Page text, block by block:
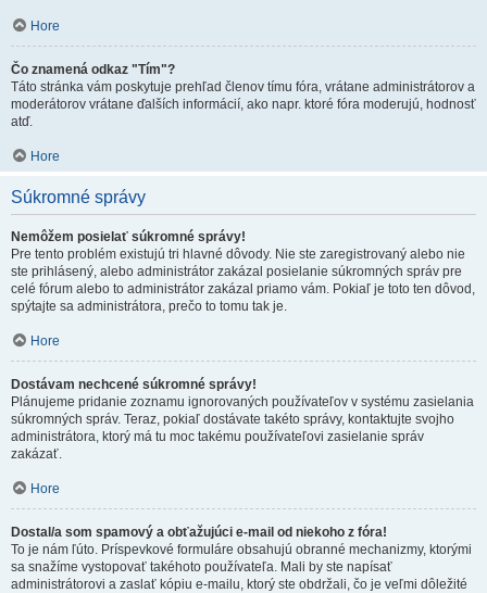
Hore
Čo znamená odkaz "Tím"?
Táto stránka vám poskytuje prehľad členov tímu fóra, vrátane administrátorov a
moderátorov vrátane ďalších informácií, ako napr. ktoré fóra moderujú, hodnosť
atď.
Hore
Súkromné správy
Nemôžem posielať súkromné správy!
Pre tento problém existujú tri hlavné dôvody. Nie ste zaregistrovaný alebo nie
ste prihlásený, alebo administrátor zakázal posielanie súkromných správ pre
celé fórum alebo to administrátor zakázal priamo vám. Pokiaľ je toto ten dôvod,
spýtajte sa administrátora, prečo to tomu tak je.
Hore
Dostávam nechcené súkromné správy!
Plánujeme pridanie zoznamu ignorovaných používateľov v systému zasielania
súkromných správ. Teraz, pokiaľ dostávate takéto správy, kontaktujte svojho
administrátora, ktorý má tu moc takému používateľovi zasielanie správ
zakázať.
Hore
Dostal/a som spamový a obťažujúci e-mail od niekoho z fóra!
To je nám ľúto. Príspevkové formuláre obsahujú obranné mechanizmy, ktorými
sa snažíme vystopovať takéhoto používateľa. Mali by ste napísať
administrátorovi a zaslať kópiu e-mailu, ktorý ste obdržali, čo je veľmi dôležité